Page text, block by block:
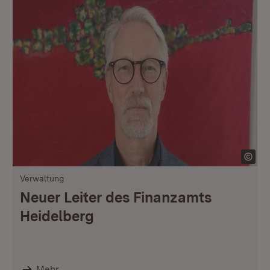
Verwaltung
Neuer Leiter des Finanzamts
Heidelberg